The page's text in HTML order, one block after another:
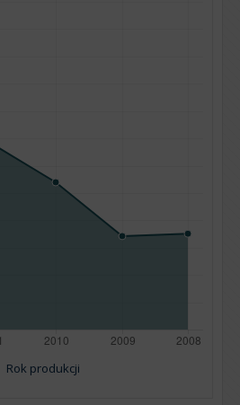
Rok produkcji